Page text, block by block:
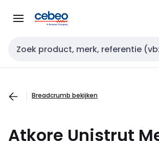
naar
naar
Zoekveld invoer
Breadcrumb bekijken
Atkore Unistrut